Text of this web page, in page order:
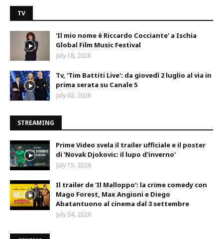
TV
'Il mio nome è Riccardo Cocciante' a Ischia
Global Film Music Festival
July 18, 2026
Tv, 'Tim Battiti Live': da giovedì 2 luglio al via in
prima serata su Canale 5
July 02, 2026
STREAMING
Prime Video svela il trailer ufficiale e il poster
di 'Novak Djokovic: il lupo d'inverno'
July 15, 2026
Il trailer de 'Il Malloppo': la crime comedy con
Mago Forest, Max Angioni e Diego
Abatantuono al cinema dal 3 settembre
July 04, 2026